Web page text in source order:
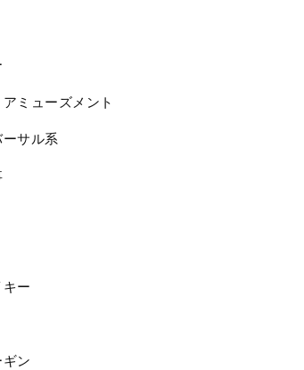
ミューズメント
サル系
ー
ン